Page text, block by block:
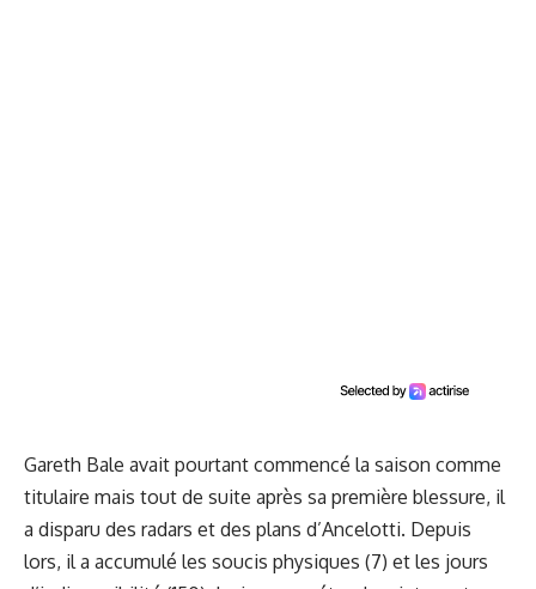
Gareth Bale avait pourtant commencé la saison comme
titulaire mais tout de suite après sa première blessure, il
a disparu des radars et des plans d’Ancelotti. Depuis
lors, il a accumulé les soucis physiques (7) et les jours